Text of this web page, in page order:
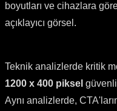
Teknik analizlerde kritik
1200 x 400 piksel
Aynı analizlerde,